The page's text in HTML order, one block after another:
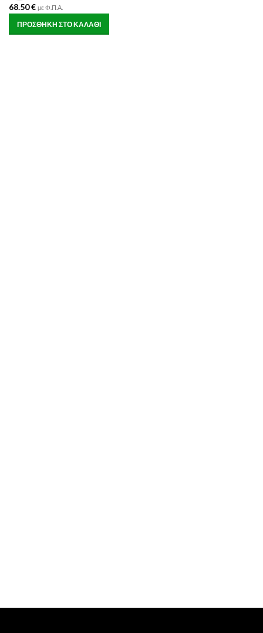
68.50€ με Φ.Π.Α.
ΠΡΟΣΘΉΚΗ ΣΤΟ ΚΑΛΆΘΙ